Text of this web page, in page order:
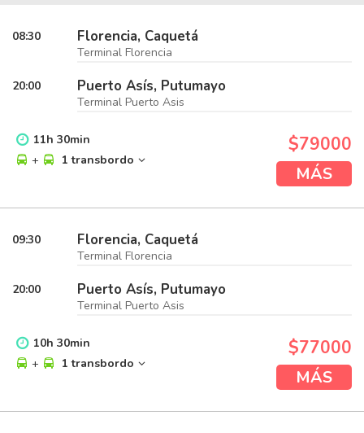
08:30 Florencia, Caquetá
Terminal Florencia
20:00 Puerto Asís, Putumayo
Terminal Puerto Asis
11h 30min
+
1 transbordo
$79000
MÁS
09:30 Florencia, Caquetá
Terminal Florencia
20:00 Puerto Asís, Putumayo
Terminal Puerto Asis
10h 30min
+
1 transbordo
$77000
MÁS